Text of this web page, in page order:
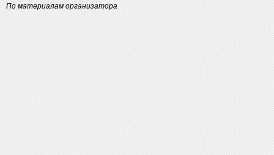
По материалам организатора